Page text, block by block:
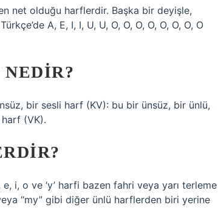
net olduğu harflerdir. Başka bir deyişle,
A, E, I, I, U, U, O, O, O, O, O, O, O, O
bir sesli harf (KV): bu bir ünsüz, bir ünlü,
(VK).
i, o ve ‘y’ harfi bazen fahri veya yarı terleme
veya “my” gibi diğer ünlü harflerden biri yerine